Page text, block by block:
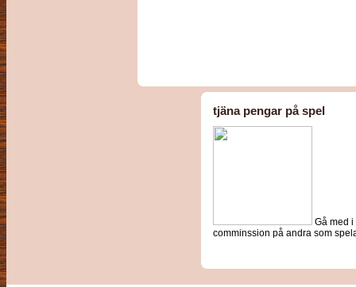
tjäna pengar på spel
Gå med
comminssion på andra som